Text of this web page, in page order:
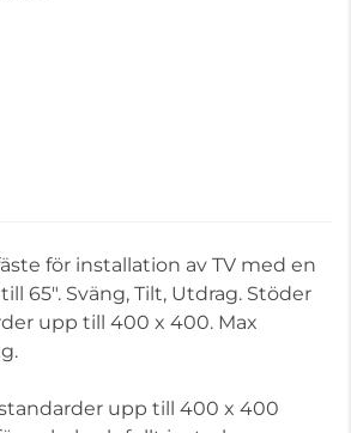
för installation av TV med en
65". Sväng, Tilt, Utdrag. Stöder
upp till 400 x 400. Max
upp till 400 x 400